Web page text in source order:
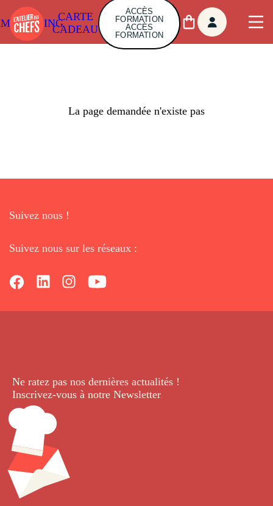
CARTE
CADEAU
ACCÈS
FORMATION
ACCÈS
FORMATION
La page demandée n'existe pas
Suivez nous !
Suivez nous sur les réseaux :
Ne ratez pas nos dernières actualités !
Inscrivez-vous à notre Newsletter.